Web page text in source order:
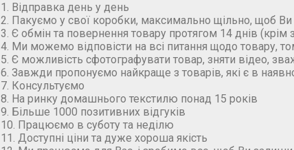
1. Відправка день у день
2. Пакуємо у свої коробки, максимально щільно, щоб
3. Є обмін та повернення товару протягом 14 днів
4. Ми можемо відповісти на всі питання щодо товару,
5. Є можливість сфотографувати товар, зняти відео,
6. Завжди пропонуємо найкраще з товарів, які є в
7. Консультуємо
8. На ринку домашнього текстилю понад 15 років
9. Більше 1000 позитивних відгуків
10. Працюємо в суботу та неділю
11. Доступні ціни та дуже хороша якість